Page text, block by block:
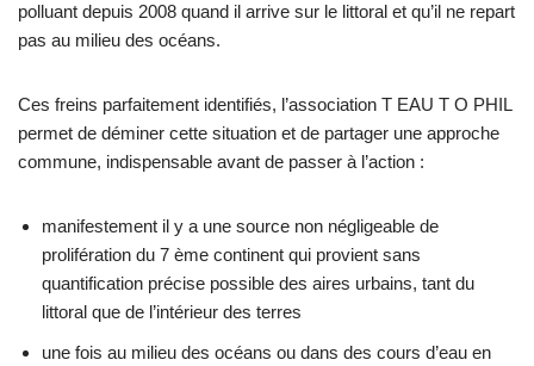
polluant depuis 2008 quand il arrive sur le littoral et qu’il ne repart
pas au milieu des océans.
Ces freins parfaitement identifiés, l’association T EAU T O PHIL
permet de déminer cette situation et de partager une approche
commune, indispensable avant de passer à l’action :
manifestement il y a une source non négligeable de
prolifération du 7 ème continent qui provient sans
quantification précise possible des aires urbains, tant du
littoral que de l’intérieur des terres
une fois au milieu des océans ou dans des cours d’eau en